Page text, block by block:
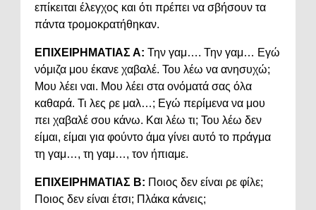
επίκειται έλεγχος και ότι πρέπει να σβήσουν τα
πάντα τρομοκρατήθηκαν.
ΕΠΙΧΕΙΡΗΜΑΤΙΑΣ Α: Την γαμ…. Την γαμ… Εγώ
νόμιζα μου έκανε χαβαλέ. Του λέω να ανησυχώ;
Μου λέει ναι. Μου λέει στα ονόματά σας όλα
καθαρά. Τι λες ρε μαλ…; Εγώ περίμενα να μου
πει χαβαλέ σου κάνω. Και λέω τι; Του λέω δεν
είμαι, είμαι για φούντο άμα γίνει αυτό το πράγμα
τη γαμ…, τη γαμ…, τον ήπιαμε.
ΕΠΙΧΕΙΡΗΜΑΤΙΑΣ Β: Ποιος δεν είναι ρε φίλε;
Ποιος δεν είναι έτσι; Πλάκα κάνεις;